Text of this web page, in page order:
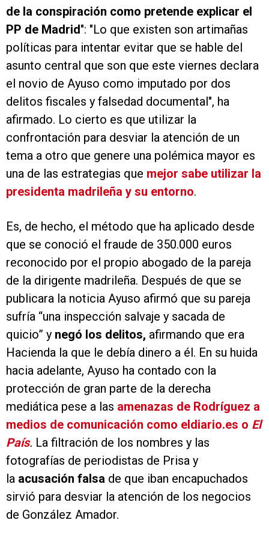
de la conspiración como pretende explicar el
PP de Madrid": "Lo que existen son artimañas
políticas para intentar evitar que se hable del
asunto central que son que este viernes declara
el novio de Ayuso como imputado por dos
delitos fiscales y falsedad documental", ha
afirmado. Lo cierto es que utilizar la
confrontación para desviar la atención de un
tema a otro que genere una polémica mayor es
una de las estrategias que mejor sabe utilizar la
presidenta madrileña y su entorno.
Es, de hecho, el método que ha aplicado desde
que se conoció el fraude de 350.000 euros
reconocido por el propio abogado de la pareja
de la dirigente madrileña. Después de que se
publicara la noticia Ayuso afirmó que su pareja
sufría “una inspección salvaje y sacada de
quicio” y negó los delitos, afirmando que era
Hacienda la que le debía dinero a él. En su huida
hacia adelante, Ayuso ha contado con la
protección de gran parte de la derecha
mediática pese a las amenazas de Rodríguez a
medios de comunicación como eldiario.es o El
País. La filtración de los nombres y las
fotografías de periodistas de Prisa y
la acusación falsa de que iban encapuchados
sirvió para desviar la atención de los negocios
de González Amador.